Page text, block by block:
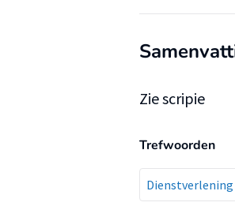
Zie scripie
Trefwoorden
Dienstverlening